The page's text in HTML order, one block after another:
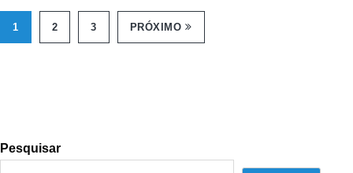
Pesquisar
1 2 3 PRÓXIMO